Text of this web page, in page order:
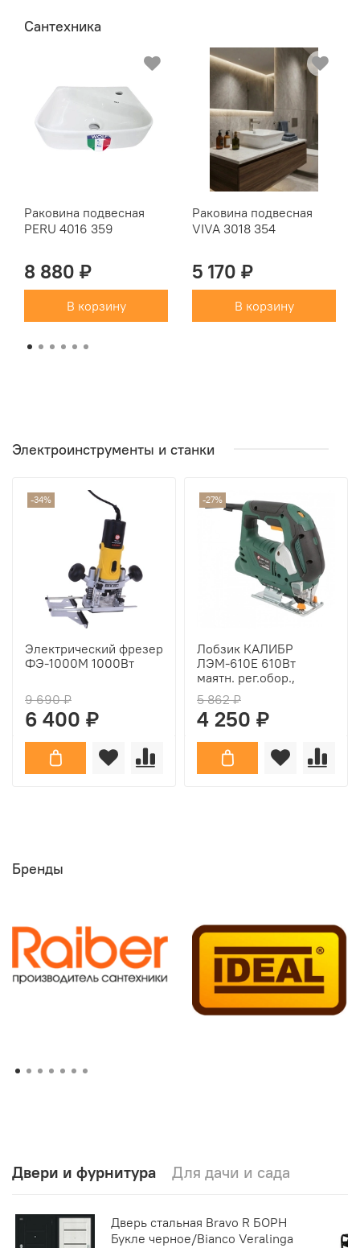
Сантехника
Раковина подвесная
PERU 4016 359
8 880 ₽
В корзину
Раковина подвесная
VIVA 3018 354
5 170 ₽
В корзину
Электроинструменты и станки
-34%
Электрический фрезер
ФЭ-1000М 1000Вт
9 690 ₽
6 400 ₽
-27%
Лобзик КАЛИБР
ЛЭМ-610Е 610Вт
маятн. рег.обор.,
5 862 ₽
4 250 ₽
Бренды
Двери и фурнитура Для дачи и сада
Дверь стальная Bravo R БОРН
Букле черное/Bianco Veralinga